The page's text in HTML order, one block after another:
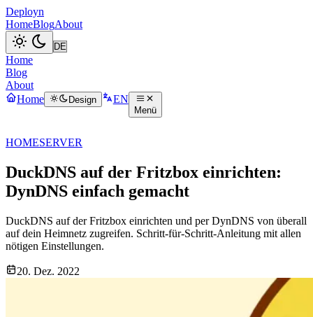
Deployn
HomeBlogAbout
Home
Blog
About
Home
Design EN
Menü
HOMESERVER
DuckDNS auf der Fritzbox einrichten:
DynDNS einfach gemacht
DuckDNS auf der Fritzbox einrichten und per DynDNS von überall
auf dein Heimnetz zugreifen. Schritt-für-Schritt-Anleitung mit allen
nötigen Einstellungen.
20. Dez. 2022